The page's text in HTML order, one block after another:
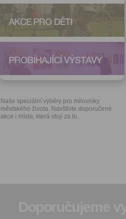
Naše speciální výběry pro milovníky
městského života. Navštivte doporučené
akce i místa, která stojí za to.